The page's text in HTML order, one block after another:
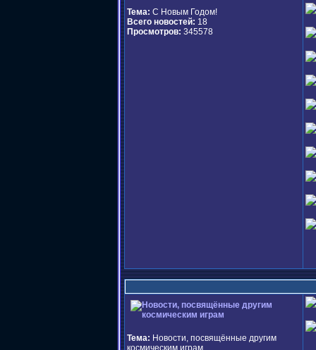
Тема: С Новым Годом!
Всего новостей: 18
Просмотров: 345578
Тема: Новости, посвящённые другим
космическим играм